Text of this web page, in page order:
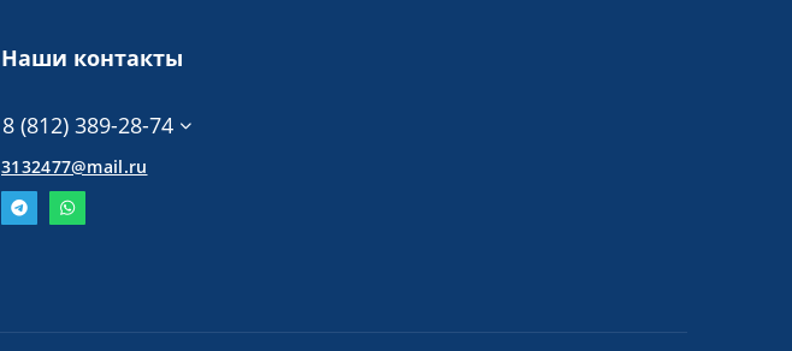
Наши контакты
8 (812) 389-28-74
3132477@mail.ru